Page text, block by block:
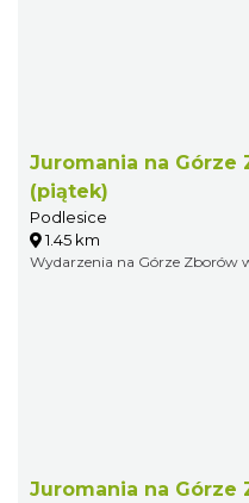
Juromania na Górze
(piątek)
Podlesice
1.45 km
Wydarzenia na Górze Zborów
Juromania na Górze